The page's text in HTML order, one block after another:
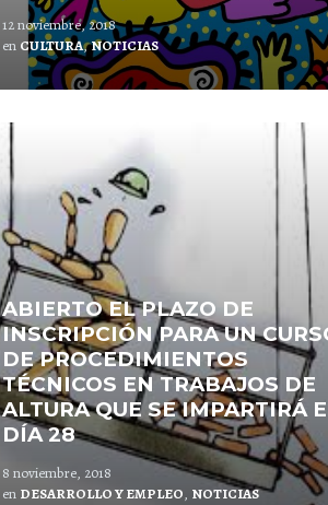
12 noviembre, 2018
en CULTURA,NOTICIAS
ABIERTO EL PLAZO DE
INSCRIPCIÓN PARA UN
DE PROCEDIMIENTOS
TÉCNICOS EN TRABAJOS DE
ALTURA QUE SE IMPARTIRÁ
DÍA 28
8 noviembre, 2018
en DESARROLLO Y EMPLEO, NOTICIAS